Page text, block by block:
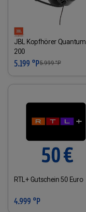
JBL Kopfhörer Quantum
200
5.199 °P5.999°P
RTL+ Gutschein 50 Euro
4.999 °P